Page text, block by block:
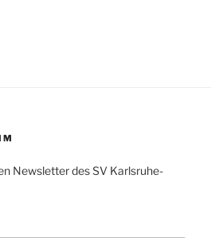
Newsletter des SV Karlsruhe-